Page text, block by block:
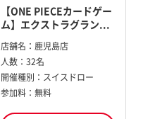
【ONE PIECEカードゲー
ム】エクストラグラン...
店舗名： 鹿児島店
人数： 32名
開催種別： スイスドロー
参加料： 無料